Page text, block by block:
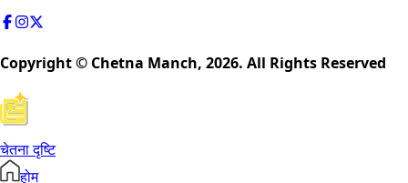
Copyright © Chetna Manch, 2026. All Rights Reserved
चेतना दृष्टि
होम